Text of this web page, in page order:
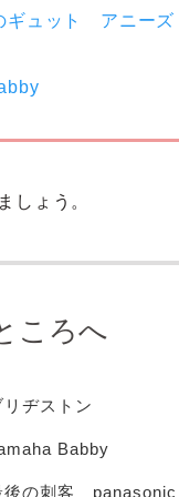
ギュット アニーズ
しょう。
ころへ
リヂストン
Babby
の刺客 panasonic